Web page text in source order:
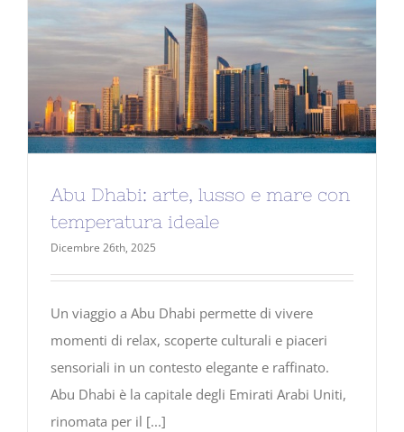
Abu Dhabi: arte, lusso e mare con
temperatura ideale
Dicembre 26th, 2025
Un viaggio a Abu Dhabi permette di vivere
momenti di relax, scoperte culturali e piaceri
sensoriali in un contesto elegante e raffinato.
Abu Dhabi è la capitale degli Emirati Arabi Uniti,
rinomata per il [...]